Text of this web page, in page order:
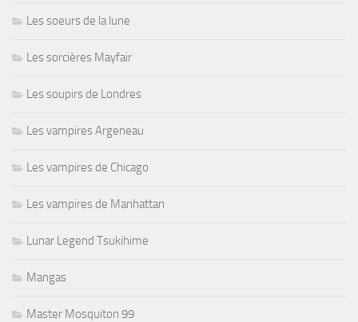
Les soeurs de la lune
Les sorcières Mayfair
Les soupirs de Londres
Les vampires Argeneau
Les vampires de Chicago
Les vampires de Manhattan
Lunar Legend Tsukihime
Mangas
Master Mosquiton 99